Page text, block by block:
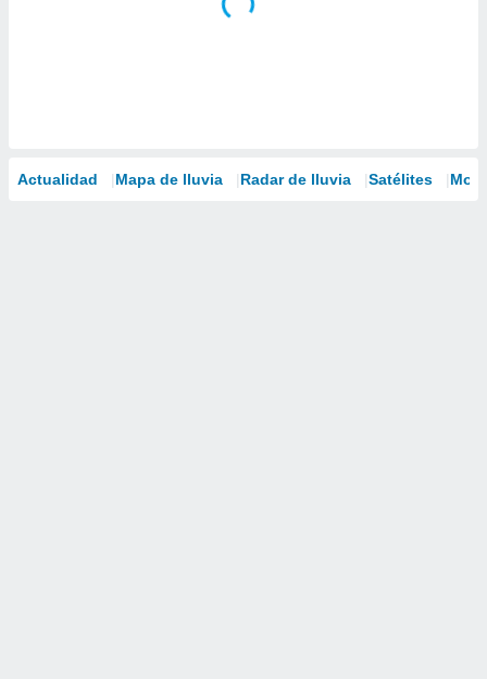
Actualidad Mapa de lluvia Radar de lluvia Satélites